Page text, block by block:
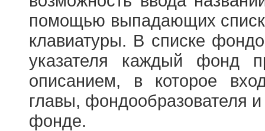
помощью выпадающих
клавиатуры. В списке
указателя каждый фонд
описанием, в которое
главы, фондообразователя
фонде.